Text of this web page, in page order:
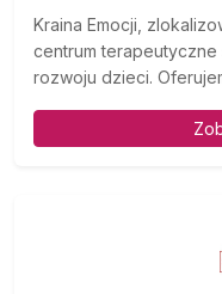
Kraina Emocji,
centrum terapeutyczne
rozwoju dzieci.